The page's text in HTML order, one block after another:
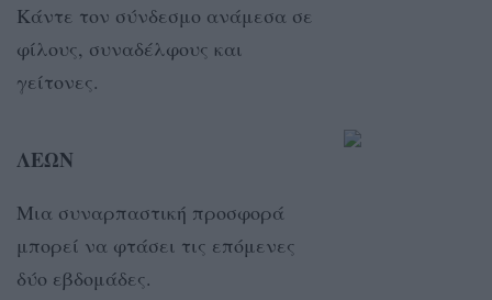
Κάντε τον σύνδεσμο ανάμεσα σε
φίλους, συναδέλφους και
γείτονες.
ΛΕΩΝ
Μια συναρπαστική προσφορά
μπορεί να φτάσει τις επόμενες
δύο εβδομάδες.